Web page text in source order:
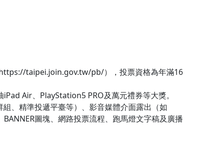
https://taipei.join.gov.tw/pb/），投票資格為年滿16
Air、PlayStation5 PRO及萬元禮券等大獎。
、精準投遞平臺等）、影音媒體介面露出（如
圖塊、網路投票流程、跑馬燈文字稿及廣播